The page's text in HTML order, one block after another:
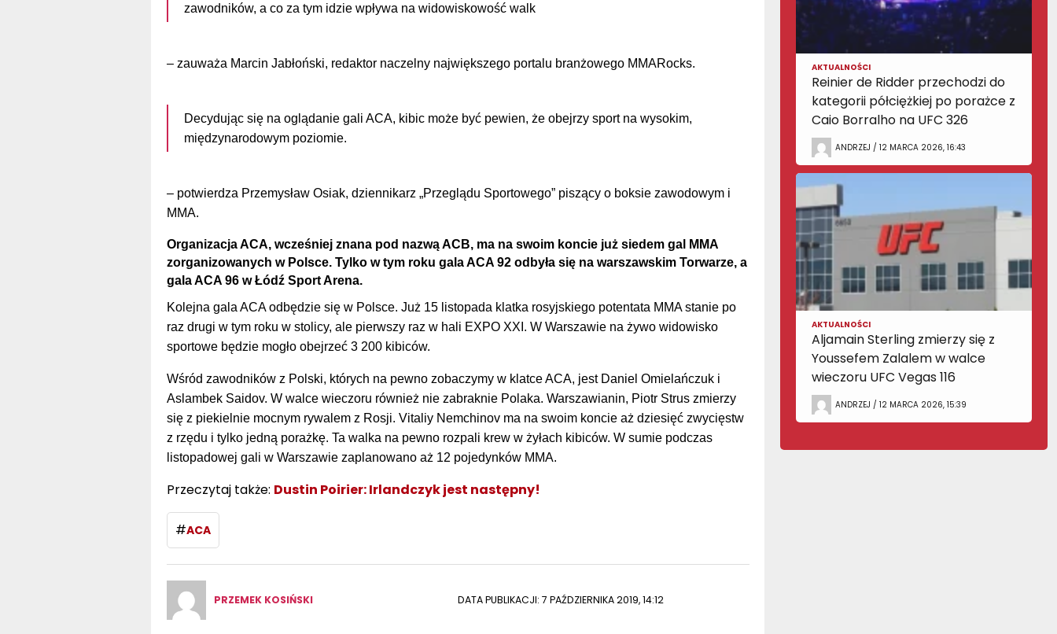
zawodników, a co za tym idzie wpływa na widowiskowość walk
– zauważa Marcin Jabłoński, redaktor naczelny największego portalu branżowego MMARocks.
Decydując się na oglądanie gali ACA, kibic może być pewien, że obejrzy sport na wysokim,
międzynarodowym poziomie.
– potwierdza Przemysław Osiak, dziennikarz „Przeglądu Sportowego” piszący o boksie zawodowym i
MMA.
Organizacja ACA, wcześniej znana pod nazwą ACB, ma na swoim koncie już siedem gal MMA
zorganizowanych w Polsce. Tylko w tym roku gala ACA 92 odbyła się na warszawskim Torwarze, a
gala ACA 96 w Łódź Sport Arena.
Kolejna gala ACA odbędzie się w Polsce. Już 15 listopada klatka rosyjskiego potentata MMA stanie po
raz drugi w tym roku w stolicy, ale pierwszy raz w hali EXPO XXI. W Warszawie na żywo widowisko
sportowe będzie mogło obejrzeć 3 200 kibiców.
Wśród zawodników z Polski, których na pewno zobaczymy w klatce ACA, jest Daniel Omielańczuk i
Aslambek Saidov. W walce wieczoru również nie zabraknie Polaka. Warszawianin, Piotr Strus zmierzy
się z piekielnie mocnym rywalem z Rosji. Vitaliy Nemchinov ma na swoim koncie aż dziesięć zwycięstw
z rzędu i tylko jedną porażkę. Ta walka na pewno rozpali krew w żyłach kibiców. W sumie podczas
listopadowej gali w Warszawie zaplanowano aż 12 pojedynków MMA.
Przeczytaj także: Dustin Poirier: Irlandczyk jest następny!
#ACA
PRZEMEK KOSIŃSKI DATA PUBLIKACJI: 7 PAŹDZIERNIKA 2019, 14:12
AKTUALNOŚCI
Reinier de Ridder przechodzi do
kategorii półciężkiej po porażce z
Caio Borralho na UFC 326
ANDRZEJ / 12 MARCA 2026, 16:43
AKTUALNOŚCI
Aljamain Sterling zmierzy się z
Youssefem Zalalem w walce
wieczoru UFC Vegas 116
ANDRZEJ / 12 MARCA 2026, 15:39